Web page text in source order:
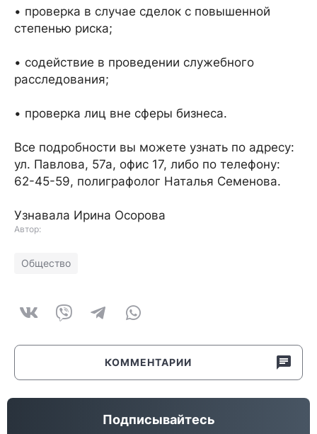
• проверка в случае сделок с повышенной
степенью риска;
• содействие в проведении служебного
расследования;
• проверка лиц вне сферы бизнеса.
Все подробности вы можете узнать по адресу:
ул. Павлова, 57а, офис 17, либо по телефону:
62-45-59, полиграфолог Наталья Семенова.
Узнавала Ирина Осорова
Автор:
Общество
КОММЕНТАРИИ
Подписывайтесь